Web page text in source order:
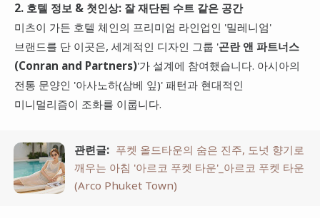
2. 호텔 정보 & 첫인상: 잘 재단된 수트 같은 공간
미츠이 가든 호텔 체인의 프리미엄 라인업인 '밀레니엄'
브랜드를 단 이곳은, 세계적인 디자인 그룹 '곤란 앤 파트너스
(Conran and Partners)'가 설계에 참여했습니다. 아시아의
전통 문양인 '아사노하(삼베 잎)' 패턴과 현대적인
미니멀리즘이 조화를 이룹니다.
관련글: 푸켓 올드타운의 숨은 진주, 도넛 향기로
깨우는 아침 '아르코 푸켓 타운'_아르코 푸켓 타운
(Arco Phuket Town)